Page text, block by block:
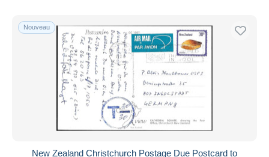
Nouveau
New Zealand Christchurch Postage Due Postcard to